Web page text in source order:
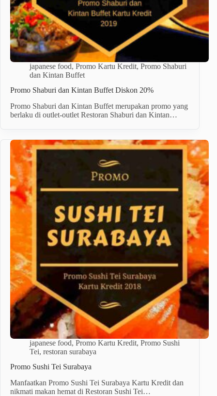
japanese food, Promo Kartu Kredit, Promo Shaburi
dan Kintan Buffet
Promo Shaburi dan Kintan Buffet Diskon 20%
Promo Shaburi dan Kintan Buffet merupakan promo yang
berlaku di outlet-outlet Restoran Shaburi dan Kintan…
japanese food, Promo Kartu Kredit, Promo Sushi
Tei, restoran surabaya
Promo Sushi Tei Surabaya
Manfaatkan Promo Sushi Tei Surabaya Kartu Kredit dan
nikmati makan hemat di Restoran Sushi Tei…